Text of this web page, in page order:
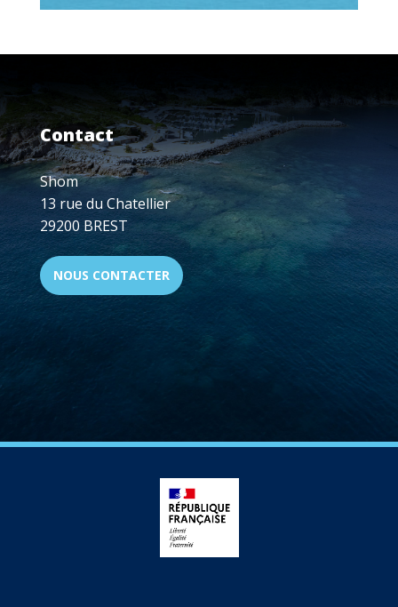
Contact
Shom
13 rue du Chatellier
29200 BREST
NOUS CONTACTER